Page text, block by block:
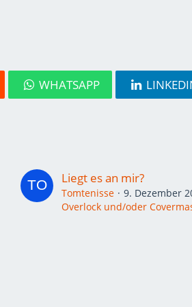
WHATSAPP
Liegt es an mir?
Tomtenisse
9. Dezember
Overlock und/oder